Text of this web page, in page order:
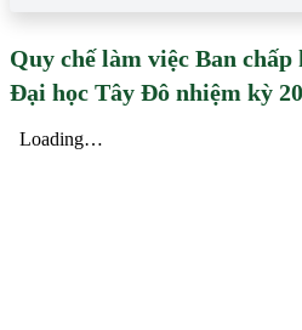
Quy chế làm việc Ban
Đại học Tây Đô nhiệm kỳ